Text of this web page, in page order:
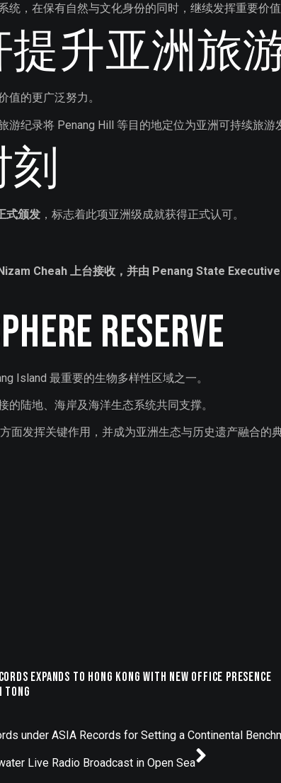
统，在保有自然与文化身份的同时，继续发挥重要价
升亚洲旅
的更广泛努力。
纪录将 Penang Hill 等目的地定位为亚洲可持续旅游
式颁发 ，标志着此项亚洲级成就获得正式认可。
Cheah 上台接收，并由 Penang State
Reserve
Island 最重要的生物多样性区域之一。
陆地、海岸及海洋生态系统共同支撑。
面发挥关键作用，并成为亚洲生态与历史遗产融合的
Expands to Hong Kong with New Office Presence
Tong
under ASIA Records for Setting a Continental
Live Radio Broadcast in Open Sea